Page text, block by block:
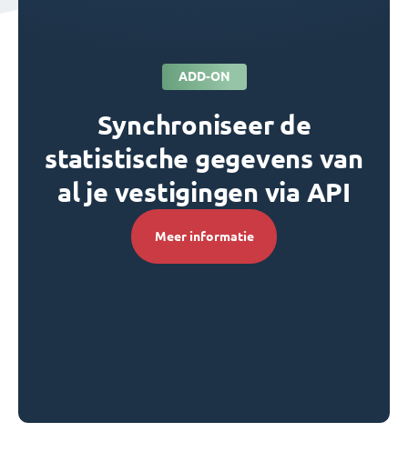
ADD-ON
Synchroniseer de
statistische gegevens van
al je vestigingen via API
Meer informatie